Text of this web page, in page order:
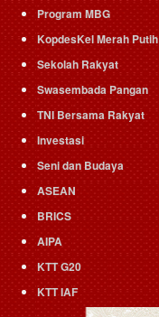
Program MBG
KopdesKel Merah Putih
Sekolah Rakyat
Swasembada Pangan
TNI Bersama Rakyat
Investasi
Seni dan Budaya
ASEAN
BRICS
AIPA
KTT G20
KTT IAF